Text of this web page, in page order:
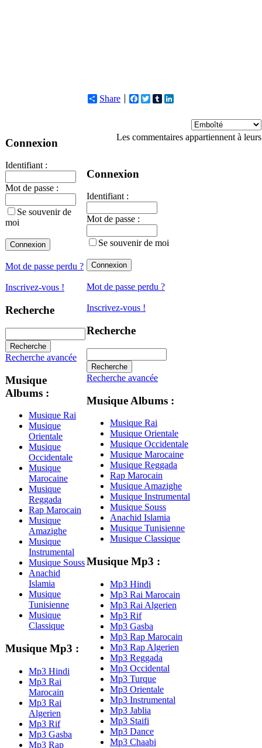
Connexion
Identifiant :
Mot de passe :
Se souvenir de
moi
Mot de passe perdu ?
Inscrivez-vous !
Recherche
Recherche avancée
Musique
Albums :
Musique Rai
Musique
Orientale
Musique
Occidentale
Musique
Marocaine
Musique
Reggada
Rap Marocain
Musique
Amazighe
Musique
Instrumental
Musique Souss
Anachid
Islamia
Musique
Tunisienne
Musique
Classique
Musique Mp3 :
Mp3 Hindi
Mp3 Rai
Marocain
Mp3 Rai
Algerien
Mp3 Rif
Mp3 Gasba
Mp3 Rap
Share Facebook
TwitterTumblr
Les commentaires appartiennent à
Connexion
Identifiant :
Mot de passe :
Se souvenir de moi
Mot de passe perdu ?
Inscrivez-vous !
Recherche
Recherche avancée
Musique Albums :
Musique Rai
Musique Orientale
Musique Occidentale
Musique Marocaine
Musique Reggada
Rap Marocain
Musique Amazighe
Musique Instrumental
Musique Souss
Anachid Islamia
Musique Tunisienne
Musique Classique
Musique Mp3 :
Mp3 Hindi
Mp3 Rai Marocain
Mp3 Rai Algerien
Mp3 Rif
Mp3 Gasba
Mp3 Rap Marocain
Mp3 Rap Algerien
Mp3 Reggada
Mp3 Occidental
Mp3 Turque
Mp3 Orientale
Mp3 Instrumental
Mp3 Jablia
Mp3 Staifi
Mp3 Dance
Mp3 Chaabi